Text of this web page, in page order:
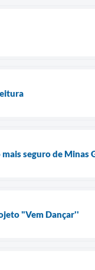
seguro de Minas
"Vem Dançar''